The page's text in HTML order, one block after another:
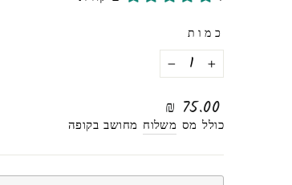
כמות
−
+
מחיר
רגיל
75.00 ₪
כולל מס משלוח מחושב בקופה